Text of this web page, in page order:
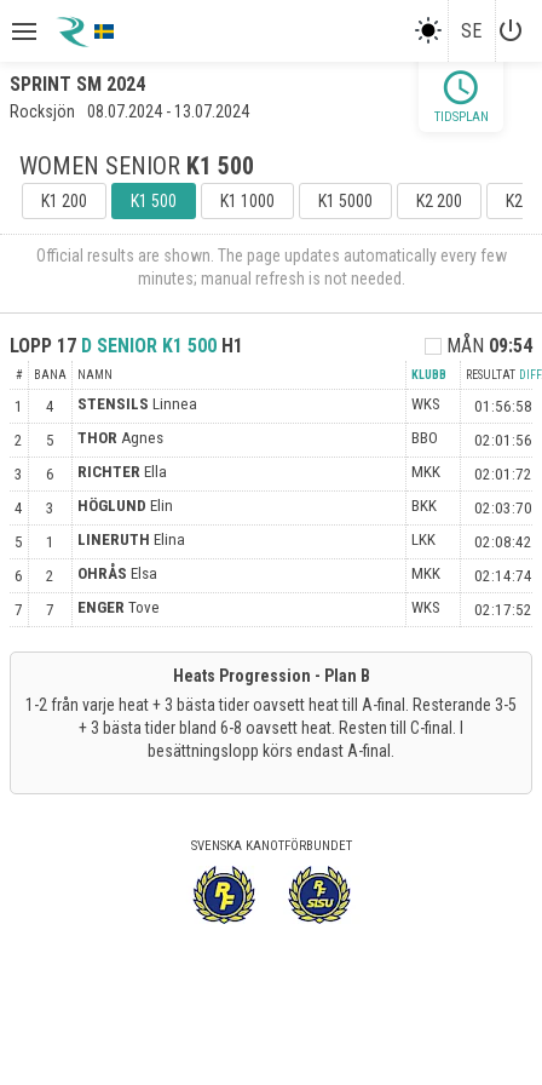
SE power_settings_new
SPRINT SM 2024
Rocksjön 08.07.2024 - 13.07.2024
WOMEN SENIOR K1 500
K1 200 K1 500 K1 1000 K1 5000 K2 200 K2
schedule
TIDSPLAN
Official results are shown. The page updates automatically every few
minutes; manual refresh is not needed.
LOPP 17 D SENIOR K1 500 H1 MÅN 09:54
# BANA NAMN KLUBB RESULTAT
1 4 STENSILS Linnea WKS
01:56:58
2
5 THOR Agnes BBO
02:01:56
3
6 RICHTER Ella MKK
02:01:72
4
3 HÖGLUND Elin BKK
02:03:70
5
1 LINERUTH Elina LKK
02:08:42
6
2 OHRÅS Elsa MKK
02:14:74
7
7 ENGER Tove WKS 02:17:52
Heats Progression - Plan B
1-2 från varje heat + 3 bästa tider oavsett heat till A-final. Resterande 3-5
+ 3 bästa tider bland 6-8 oavsett heat. Resten till C-final. I
besättningslopp körs endast A-final.
SVENSKA KANOTFÖRBUNDET